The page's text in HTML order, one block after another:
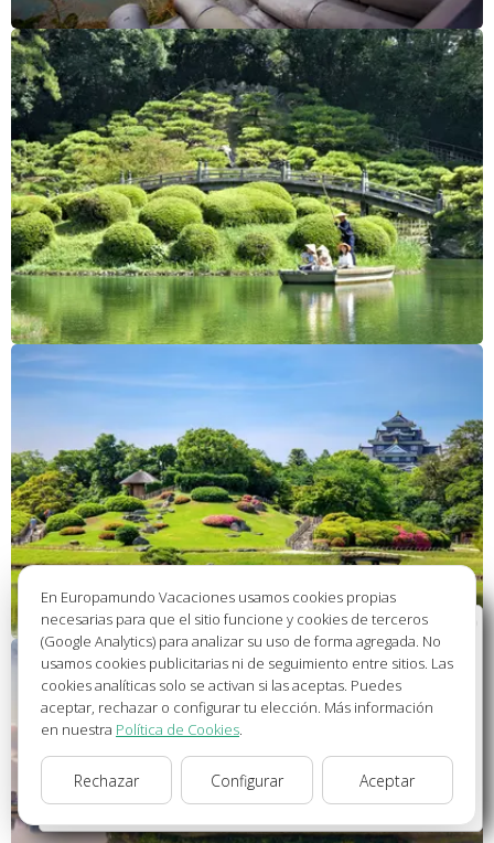
Bienvenido a Europamundo Vacaciones, está usted
en el sitio internacional de:
Wellcome to Europamundo Vacations, your in the
international site of:
España
cambiar/change
En Europamundo Vacaciones usamos cookies propias
necesarias para que el sitio funcione y cookies de terceros
(Google Analytics) para analizar su uso de forma agregada. No
usamos cookies publicitarias ni de seguimiento entre sitios. Las
cookies analíticas solo se activan si las aceptas. Puedes
aceptar, rechazar o configurar tu elección. Más información
en nuestra Política de Cookies.
Rechazar Configurar Aceptar